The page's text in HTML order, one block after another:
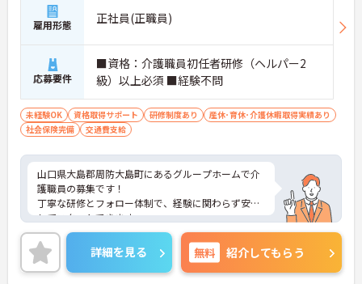
雇用形態 正社員(正職員)
応募要件
■資格：介護職員初任者研修（ヘルパー2
級）以上必須 ■経験不問
未経験OK 資格取得サポート 研修制度あり
産休･育休･介護休暇取得実績あり
社会保険完備
交通費支給
山口県大島郡周防大島町にあるグループホームで介
護職員の募集です！
丁寧な研修とフォロー体制で、経験に関わらず安心
してスタートできます。
各種手当があるのは嬉しいポイントです◎
こちらの求人にご興味がございましたら面接のポイ
ントもお伝えしますので是非ご応募お待ちしており
ます。
詳細を見る 無料 紹介してもらう